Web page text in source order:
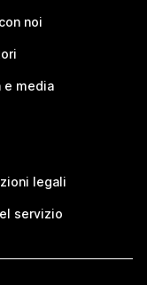
noi
e media
legali
servizio